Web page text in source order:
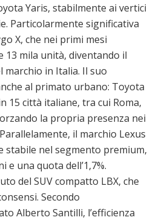
Yaris, stabilmente ai vertici
Particolarmente significativa
X, che nei primi mesi
13 mila unità, diventando il
marchio in Italia. Il suo
al primato urbano: Toyota
15 città italiane, tra cui Roma,
la propria presenza nei
il marchio Lexus
stabile nel segmento premium,
e una quota dell’1,7%.
del SUV compatto LBX, che
Secondo
Alberto Santilli, l’efficienza